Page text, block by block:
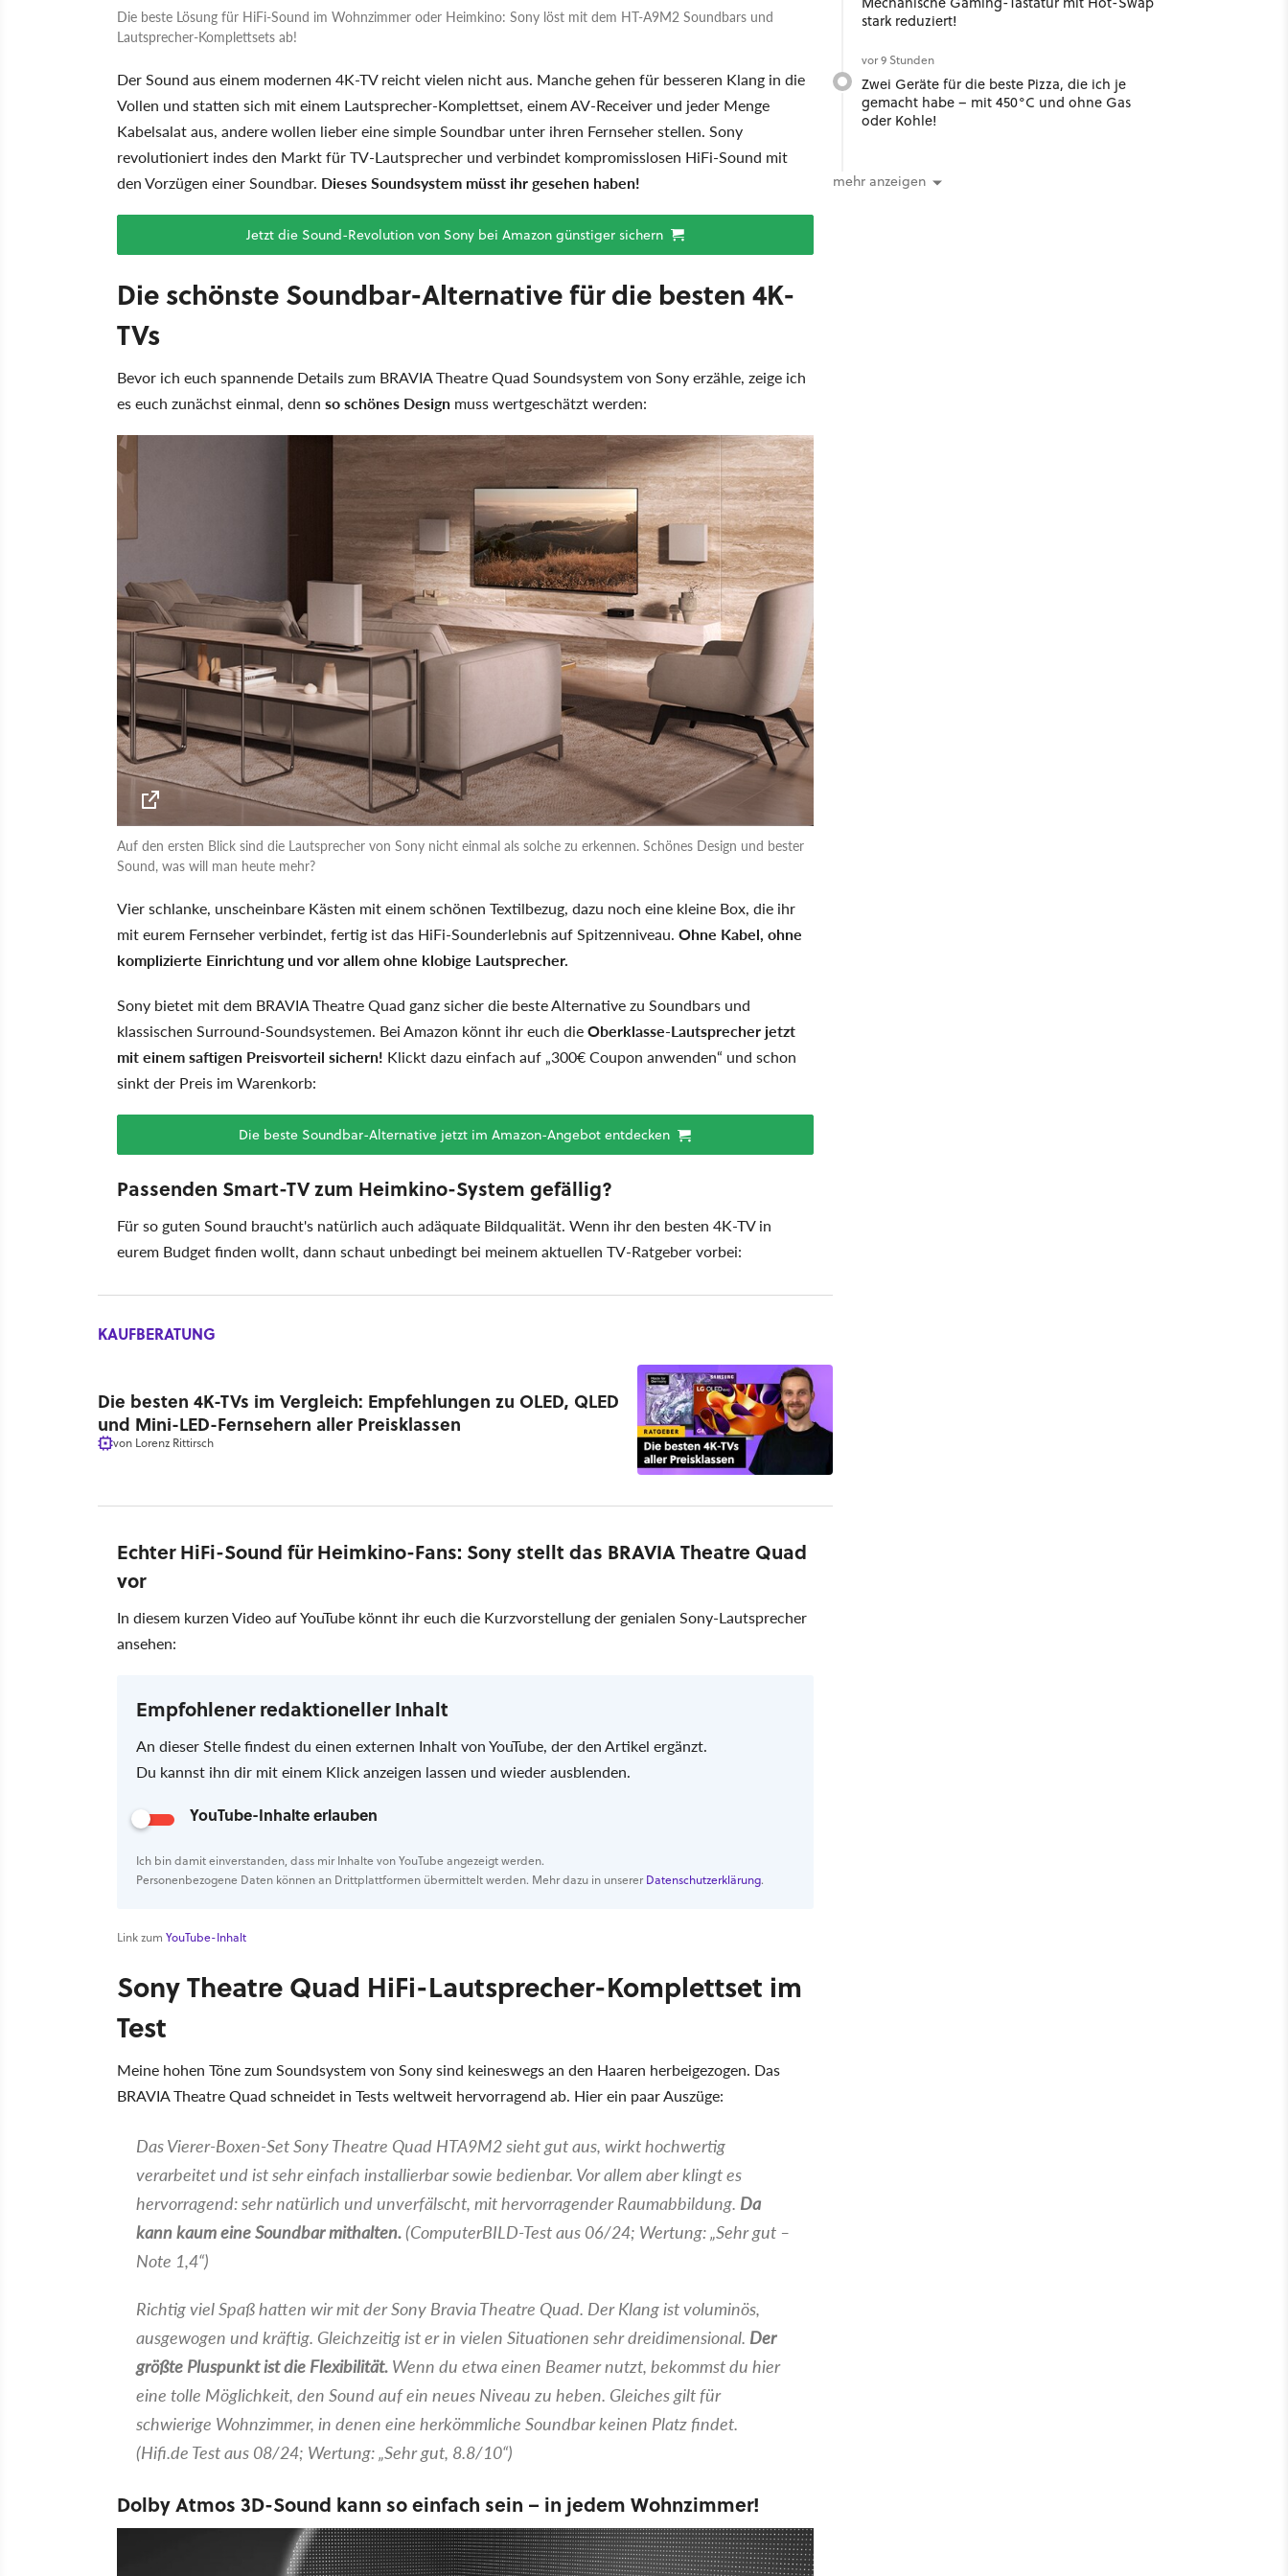
Die beste Lösung für HiFi-Sound im Wohnzimmer oder Heimkino: Sony löst mit dem HT-A9M2 Soundbars und
Lautsprecher-Komplettsets ab!
Der Sound aus einem modernen 4K-TV reicht vielen nicht aus. Manche gehen für besseren Klang in die
Vollen und statten sich mit einem Lautsprecher-Komplettset, einem AV-Receiver und jeder Menge
Kabelsalat aus, andere wollen lieber eine simple Soundbar unter ihren Fernseher stellen. Sony
revolutioniert indes den Markt für TV-Lautsprecher und verbindet kompromisslosen HiFi-Sound mit
den Vorzügen einer Soundbar. Dieses Soundsystem müsst ihr gesehen haben!
Jetzt die Sound-Revolution von Sony bei Amazon günstiger sichern
Die schönste Soundbar-Alternative für die besten 4K-
TVs
Bevor ich euch spannende Details zum BRAVIA Theatre Quad Soundsystem von Sony erzähle, zeige ich
es euch zunächst einmal, denn so schönes Design muss wertgeschätzt werden:
Auf den ersten Blick sind die Lautsprecher von Sony nicht einmal als solche zu erkennen. Schönes Design und bester
Sound, was will man heute mehr?
Vier schlanke, unscheinbare Kästen mit einem schönen Textilbezug, dazu noch eine kleine Box, die ihr
mit eurem Fernseher verbindet, fertig ist das HiFi-Sounderlebnis auf Spitzenniveau. Ohne Kabel, ohne
komplizierte Einrichtung und vor allem ohne klobige Lautsprecher.
Sony bietet mit dem BRAVIA Theatre Quad ganz sicher die beste Alternative zu Soundbars und
klassischen Surround-Soundsystemen. Bei Amazon könnt ihr euch dieOberklasse-Lautsprecher jetzt
mit einem saftigen Preisvorteil sichern! Klickt dazu einfach auf „300€ Coupon anwenden“ und schon
sinkt der Preis im Warenkorb:
Die beste Soundbar-Alternative jetzt im Amazon-Angebot entdecken
Passenden Smart-TV zum Heimkino-System gefällig?
Für so guten Sound braucht's natürlich auch adäquate Bildqualität. Wenn ihr den besten 4K-TV in
eurem Budget finden wollt, dann schaut unbedingt bei meinem aktuellen TV-Ratgeber vorbei:
KAUFBERATUNG
Die besten 4K-TVs im Vergleich: Empfehlungen zu OLED, QLED
und Mini-LED-Fernsehern aller Preisklassen
von Lorenz Rittirsch
Echter HiFi-Sound für Heimkino-Fans: Sony stellt das BRAVIA Theatre Quad
vor
In diesem kurzen Video auf YouTube könnt ihr euch die Kurzvorstellung der genialen Sony-Lautsprecher
ansehen:
Empfohlener redaktioneller Inhalt
An dieser Stelle findest du einen externen Inhalt von YouTube, der den Artikel ergänzt.
Du kannst ihn dir mit einem Klick anzeigen lassen und wieder ausblenden.
YouTube-Inhalte erlauben
Ich bin damit einverstanden, dass mir Inhalte von YouTube angezeigt werden.
Personenbezogene Daten können an Drittplattformen übermittelt werden. Mehr dazu in unsererDatenschutzerklärung.
Link zum YouTube-Inhalt
Sony Theatre Quad HiFi-Lautsprecher-Komplettset im
Test
Meine hohen Töne zum Soundsystem von Sony sind keineswegs an den Haaren herbeigezogen. Das
BRAVIA Theatre Quad schneidet in Tests weltweit hervorragend ab. Hier ein paar Auszüge:
Das Vierer-Boxen-Set Sony Theatre Quad HTA9M2 sieht gut aus, wirkt hochwertig
verarbeitet und ist sehr einfach installierbar sowie bedienbar. Vor allem aber klingt es
hervorragend: sehr natürlich und unverfälscht, mit hervorragender Raumabbildung. Da
kann kaum eine Soundbar mithalten.(ComputerBILD-Test aus 06/24; Wertung: „Sehr gut –
Note 1,4“)
Richtig viel Spaß hatten wir mit der Sony Bravia Theatre Quad. Der Klang ist voluminös,
ausgewogen und kräftig. Gleichzeitig ist er in vielen Situationen sehr dreidimensional. Der
größte Pluspunkt ist die Flexibilität. Wenn du etwa einen Beamer nutzt, bekommst du hier
eine tolle Möglichkeit, den Sound auf ein neues Niveau zu heben. Gleiches gilt für
schwierige Wohnzimmer, in denen eine herkömmliche Soundbar keinen Platz findet.
(Hifi.de Test aus 08/24; Wertung: „Sehr gut, 8.8/10“)
Dolby Atmos 3D-Sound kann so einfach sein – in jedem Wohnzimmer!
stark reduziert!
vor 9 Stunden
Zwei Geräte für die beste Pizza, die ich je
gemacht habe – mit 450°C und ohne Gas
oder Kohle!
mehr anzeigen